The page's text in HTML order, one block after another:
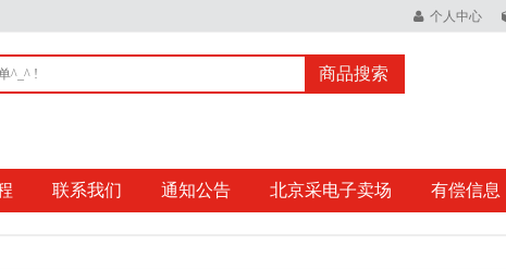
个人中心
商品搜索
联系我们 通知公告 北京采电子卖场 有偿信息